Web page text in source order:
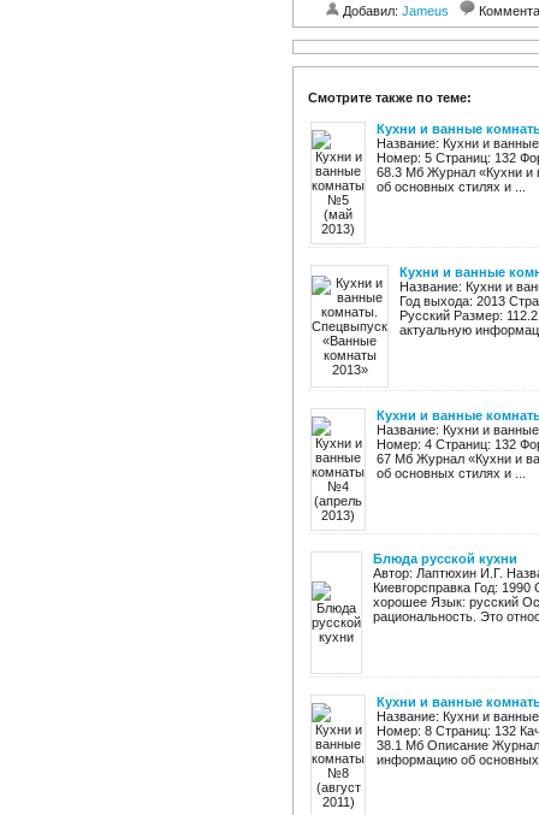
Добавил: Jameus
Смотрите также по теме:
Кухни и ванные
Название: Кухни и
Номер: 5 Страниц: 132
68.3 Мб Журнал «Кухни и
об основных стилях и ...
Кухни и ванные
Название: Кухни и
Год выхода: 2013
Русский Размер:
актуальную
Кухни и ванные
Название: Кухни и
Номер: 4 Страниц: 132
67 Мб Журнал «Кухни и
об основных стилях и ...
Блюда русской кухни
Автор: Лаптюхин И.Г.
Киевгорсправка Год:
хорошее Язык: русский
рациональность. Это
Кухни и ванные
Название: Кухни и
Номер: 8 Страниц: 132
38.1 Мб Описание
информацию об основных